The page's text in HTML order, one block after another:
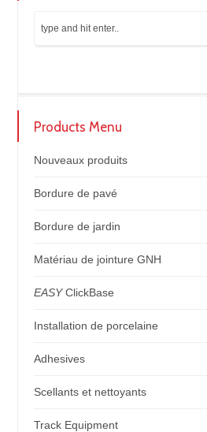
Products Menu
Nouveaux produits
Bordure de pavé
Bordure de jardin
Matériau de jointure GNH
EASYClickBase
Installation de porcelaine
Adhesives
Scellants et nettoyants
Track Equipment